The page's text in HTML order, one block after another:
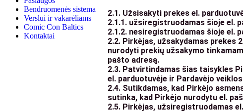
Bendruomenės sistema
Verslui ir vakarėliams
Comic Con Baltics
Kontaktai
2.1. Užsisakyti prekes el.
2.1.1. užsiregistruodamas šioje el.
2.1.2. nesiregistruodamas šioje el.
2.2. Pirkėjas, užsakydamas
nurodyti prekių užsakymo
pašto adresą.
2.3. Patvirtindamas šias taisykles
el. parduotuvėje ir Pardavėjo
2.4. Sutikdamas, kad Pirkėjo
sutinka, kad Pirkėjo nurodytu el.
2.5. Pirkėjas, užsiregistruodamas